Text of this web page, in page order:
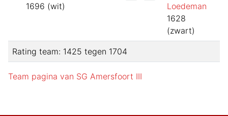
1696 (wit)
Loedeman
1628
(zwart)
Rating team: 1425 tegen 1704
Team pagina van SG Amersfoort III